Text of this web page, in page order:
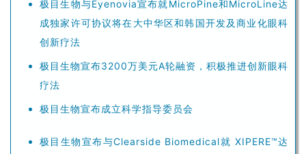
极目生物与Eyenovia宣布就MicroPine和MicroLine达
成独家许可协议将在大中华区和韩国开发及商业化眼科
创新疗法
极目生物宣布3200万美元A轮融资，积极推进创新眼科
疗法
极目生物宣布成立科学指导委员会
极目生物宣布与Clearside Biomedical就 XIPERE™达